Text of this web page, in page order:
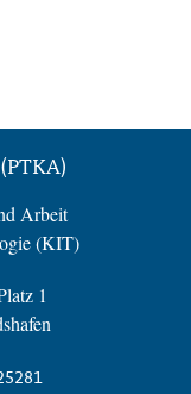
Arbeit
(KIT)
1